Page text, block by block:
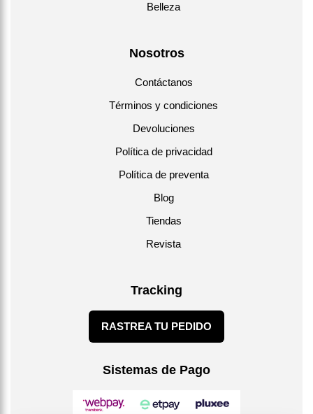
Belleza
Nosotros
Contáctanos
Términos y condiciones
Devoluciones
Política de privacidad
Política de preventa
Blog
Tiendas
Revista
Tracking
RASTREA TU PEDIDO
Sistemas de Pago